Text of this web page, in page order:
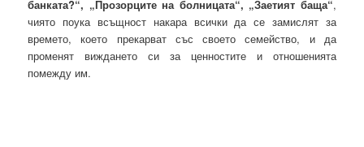
банката?“, „Прозорците на болницата“, „Заетият баща“,
чиято поука всъщност накара всички да се замислят за
времето, което прекарват със своето семейство, и да
променят виждането си за ценностите и отношенията
помежду им.